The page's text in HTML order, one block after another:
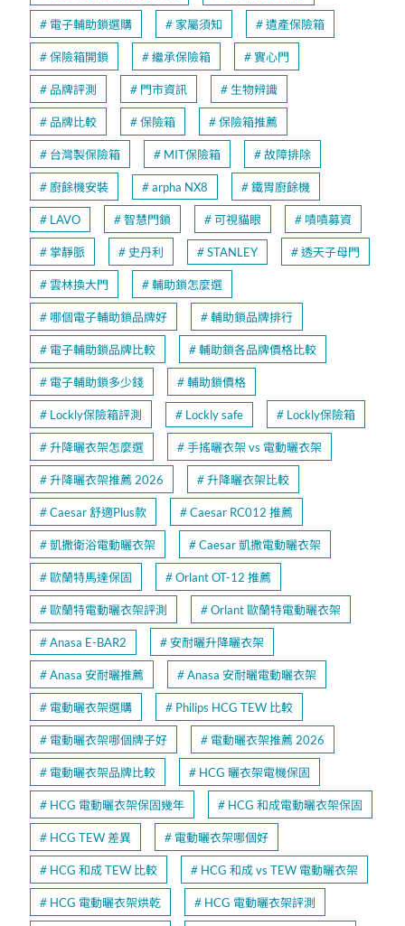
電子輔助鎖選購 家屬須知 遺產保險箱
保險箱開鎖 繼承保險箱 實心門
品牌評測 門市資訊 生物辨識
品牌比較 保險箱 保險箱推薦
台灣製保險箱 MIT保險箱 故障排除
廚餘機安裝 arpha NX8 鐵胃廚餘機
LAVO 智慧門鎖 可視貓眼 嘖嘖募資
掌靜脈 史丹利 STANLEY 透天子母門
雲林換大門 輔助鎖怎麼選
哪個電子輔助鎖品牌好 輔助鎖品牌排行
電子輔助鎖品牌比較 輔助鎖各品牌價格比較
電子輔助鎖多少錢 輔助鎖價格
Lockly保險箱評測 Lockly safe Lockly保險箱
升降曬衣架怎麼選 手搖曬衣架 vs 電動曬衣架
升降曬衣架推薦 2026 升降曬衣架比較
Caesar 舒適Plus款 Caesar RC012 推薦
凱撒衛浴電動曬衣架 Caesar 凱撒電動曬衣架
歐蘭特馬達保固 Orlant OT-12 推薦
歐蘭特電動曬衣架評測 Orlant 歐蘭特電動曬衣架
Anasa E-BAR2 安耐曬升降曬衣架
Anasa 安耐曬推薦 Anasa 安耐曬電動曬衣架
電動曬衣架選購 Philips HCG TEW 比較
電動曬衣架哪個牌子好 電動曬衣架推薦 2026
電動曬衣架品牌比較 HCG 曬衣架電機保固
HCG 電動曬衣架保固幾年 HCG 和成電動曬衣架保固
HCG TEW 差異 電動曬衣架哪個好
HCG 和成 TEW 比較 HCG 和成 vs TEW 電動曬衣架
HCG 電動曬衣架烘乾 HCG 電動曬衣架評測